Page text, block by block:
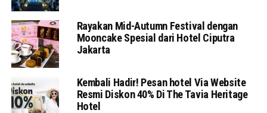
Rayakan Mid-Autumn Festival dengan
Mooncake Spesial dari Hotel Ciputra
Jakarta
Kembali Hadir! Pesan hotel Via Website
Resmi Diskon 40% Di The Tavia Heritage
Hotel